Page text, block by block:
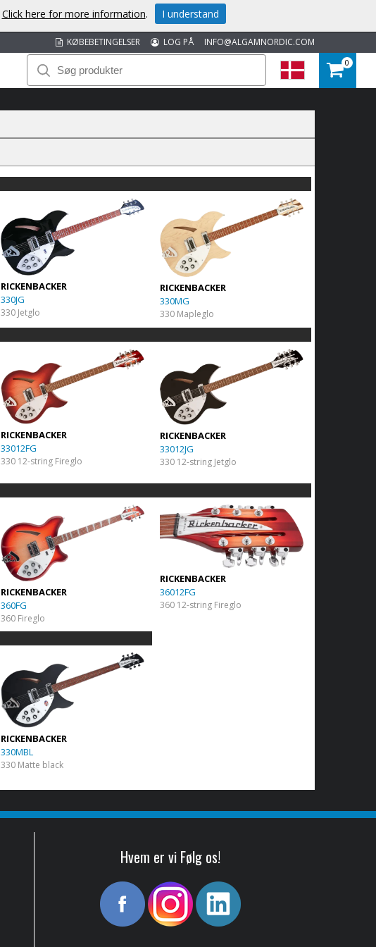
INFO@ALGAMNORDIC.COM
LOG PÅ
KØBEBETINGELSER
0
RICKENBACKER
330JG
330 Jetglo
RICKENBACKER
330MG
330 Mapleglo
RICKENBACKER
33012FG
330 12-string Fireglo
RICKENBACKER
33012JG
330 12-string Jetglo
RICKENBACKER
360FG
360 Fireglo
RICKENBACKER
36012FG
360 12-string Fireglo
RICKENBACKER
330MBL
330 Matte black
Hvem er vi Følg os!
Click here for more information. I understand